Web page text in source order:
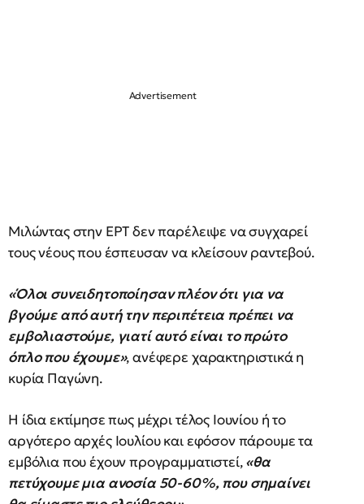
Μιλώντας στην ΕΡΤ δεν παρέλειψε να συγχαρεί
τους νέους που έσπευσαν να κλείσουν ραντεβού.
«Όλοι συνειδητοποίησαν πλέον ότι για να
βγούμε από αυτή την περιπέτεια πρέπει να
εμβολιαστούμε, γιατί αυτό είναι το πρώτο
όπλο που έχουμε», ανέφερε χαρακτηριστικά η
κυρία Παγώνη.
Η ίδια εκτίμησε πως μέχρι τέλος Ιουνίου ή το
αργότερο αρχές Ιουλίου και εφόσον πάρουμε τα
εμβόλια που έχουν προγραμματιστεί,«θα
πετύχουμε μια ανοσία 50-60%, που σημαίνει